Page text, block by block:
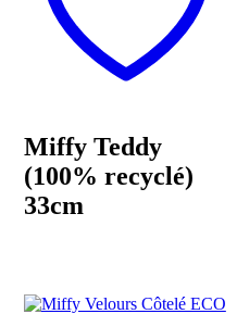
Miffy Teddy
(100% recyclé)
33cm